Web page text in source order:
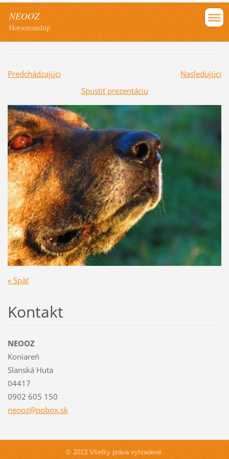
NEOOZ
Horsemanship
Predchádzajúci
Nasledujúci
Spustiť prezentáciu
« Späť
Kontakt
NEOOZ
Koniareň
Slanská Huta
04417
0902 605 150
neooz@pobox.sk
© 2013 Všetky práva vyhradené.